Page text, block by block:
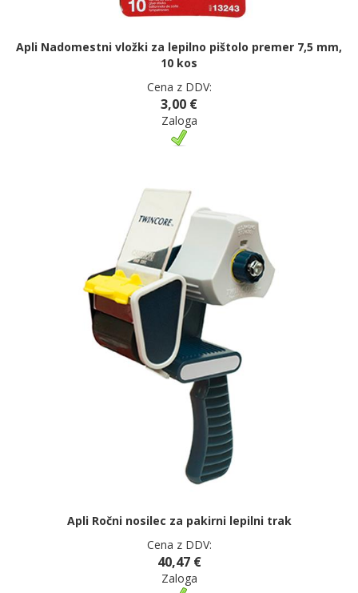
Apli Nadomestni vložki za lepilno pištolo premer 7,5 mm,
10 kos
Cena z DDV:
3,00 €
Zaloga
Apli Ročni nosilec za pakirni lepilni trak
Cena z DDV:
40,47 €
Zaloga